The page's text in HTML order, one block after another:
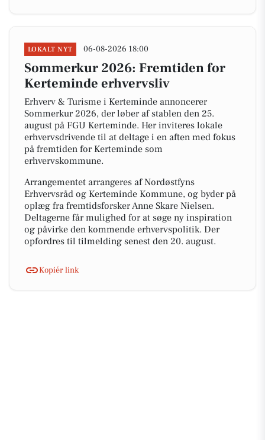
LOKALT NYT 06-08-2026 18:00
Sommerkur 2026: Fremtiden for
Kerteminde erhvervsliv
Erhverv & Turisme i Kerteminde annoncerer
Sommerkur 2026, der løber af stablen den 25.
august på FGU Kerteminde. Her inviteres lokale
erhvervsdrivende til at deltage i en aften med fokus
på fremtiden for Kerteminde som
erhvervskommune.
Arrangementet arrangeres af Nordøstfyns
Erhvervsråd og Kerteminde Kommune, og byder på
oplæg fra fremtidsforsker Anne Skare Nielsen.
Deltagerne får mulighed for at søge ny inspiration
og påvirke den kommende erhvervspolitik. Der
opfordres til tilmelding senest den 20. august.
Kopiér link